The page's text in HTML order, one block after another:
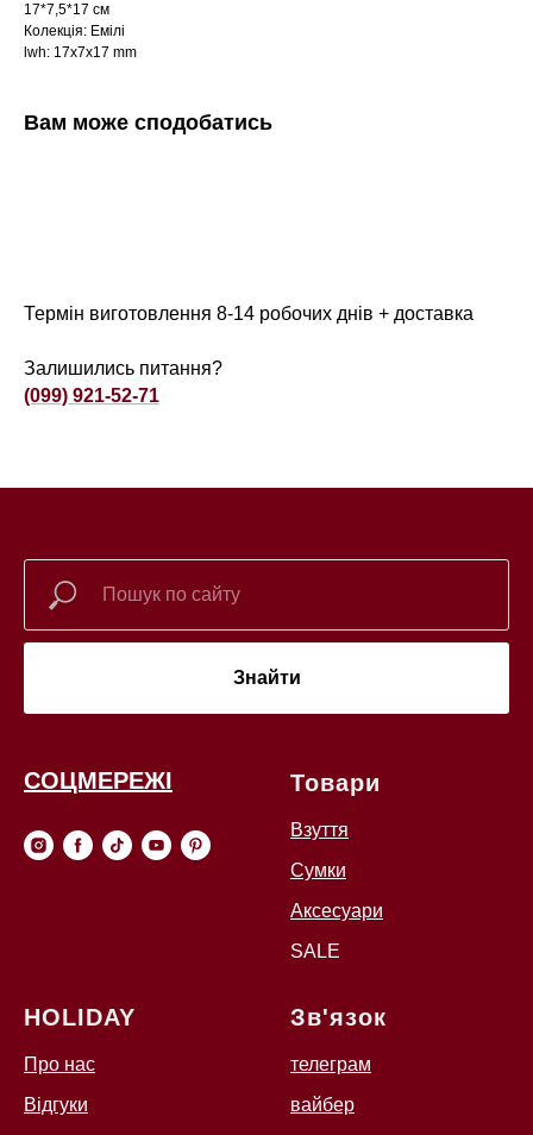
17*7,5*17 см
Колекція: Емілі
lwh: 17x7x17 mm
Вам може сподобатись
Термін виготовлення 8-14 робочих днів + доставка
Залишились питання?
(099) 921-52-71
Знайти
СОЦМЕРЕЖІ Товари
Взуття
Сумки
Аксесуари
SALE
HOLIDAY
Про нас
Відгуки
Зв'язок
телеграм
вайбер